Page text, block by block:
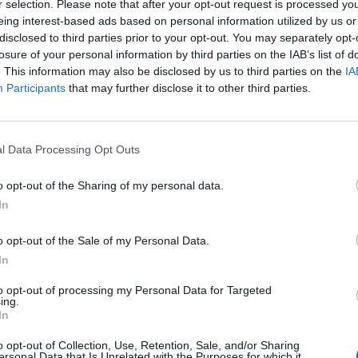
selection. Please note that after your opt-out request is processed
interest-based ads based on personal information utilized by us
to third parties prior to your opt-out. You may separately
of your personal information by third parties on the IAB’s list of
This information may also be disclosed by us to third parties on the
Participants that may further disclose it to other third parties.
Data Processing Opt Outs
opt-out of the Sharing of my personal data.
opt-out of the Sale of my Personal Data.
opt-out of processing my Personal Data for Targeted
opt-out of Collection, Use, Retention, Sale, and/or Sharing
który jest człowiekiem zainteresowanym w
się biesiadą. Nie jest on jednak pozbawiony
z każdej sytuacji za pomocą umysłu, nie
można, że to nie on jest dokumentalistą i